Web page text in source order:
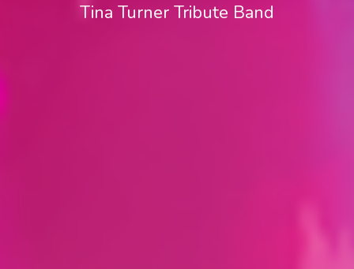
Tina Turner Tribute Band